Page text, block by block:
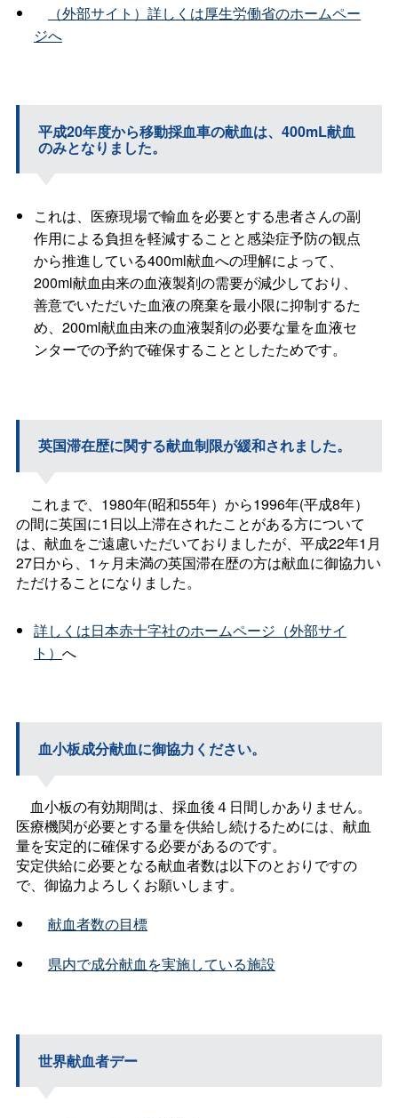
（外部サイト）詳しくは厚生労働省のホームペー
ジへ
平成20年度から移動採血車の献血は、400mL献血
のみとなりました。
これは、医療現場で輸血を必要とする患者さんの副
作用による負担を軽減することと感染症予防の観点
から推進している400ml献血への理解によって、
200ml献血由来の血液製剤の需要が減少しており、
善意でいただいた血液の廃棄を最小限に抑制するた
め、200ml献血由来の血液製剤の必要な量を血液セ
ンターでの予約で確保することとしたためです。
英国滞在歴に関する献血制限が緩和されました。
これまで、1980年(昭和55年）から1996年(平成8年）
の間に英国に1日以上滞在されたことがある方について
は、献血をご遠慮いただいておりましたが、平成22年1月
27日から、1ヶ月未満の英国滞在歴の方は献血に御協力い
ただけることになりました。
詳しくは日本赤十字社のホームページ（外部サイ
ト） へ
血小板成分献血に御協力ください。
血小板の有効期間は、採血後４日間しかありません。
医療機関が必要とする量を供給し続けるためには、献血
量を安定的に確保する必要があるのです。
安定供給に必要となる献血者数は以下のとおりですの
で、御協力よろしくお願いします。
献血者数の目標
県内で成分献血を実施している施設
世界献血者デー